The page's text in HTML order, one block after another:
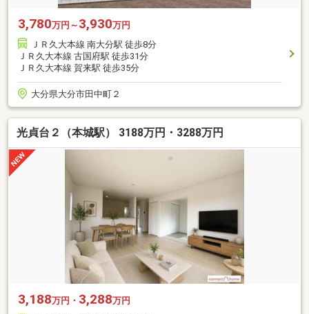
3,780万円～ 3,930万円
ＪＲ久大本線 南大分駅 徒歩8分
ＪＲ久大本線 古国府駅 徒歩31分
ＪＲ久大本線 賀来駅 徒歩35分
大分県大分市田中町２
光貞台２（本城駅） 3188万円・3288万円
3,188万円・ 3,288万円